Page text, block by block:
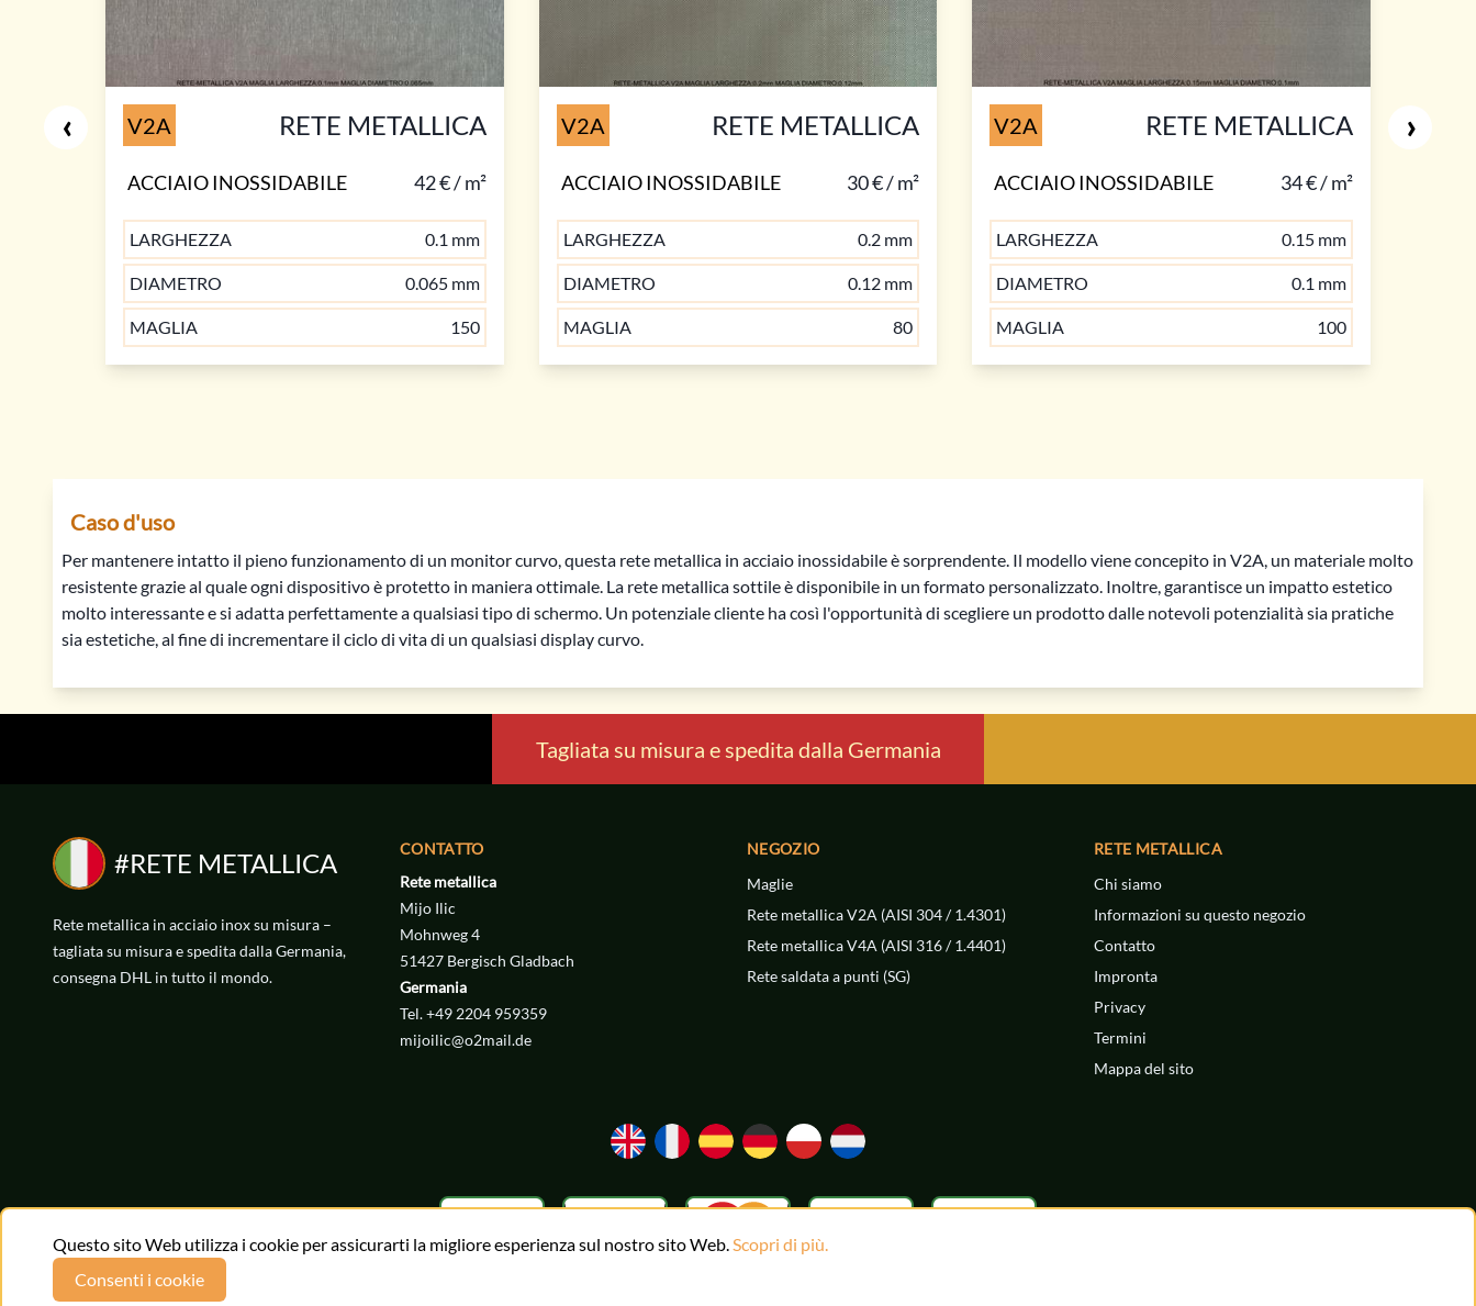
V2A RETE METALLICA
ACCIAIO INOSSIDABILE 42 € / m²
LARGHEZZA 0.1 mm
DIAMETRO 0.065 mm
MAGLIA 150
V2A RETE METALLICA
ACCIAIO INOSSIDABILE 30 € / m²
LARGHEZZA 0.2 mm
DIAMETRO 0.12 mm
MAGLIA 80
V2A RETE METALLICA
ACCIAIO INOSSIDABILE 34 € / m²
LARGHEZZA 0.15 mm
DIAMETRO 0.1 mm
MAGLIA 100
‹ ›
V2A RETE METALLICA
ACCIAIO INOSSIDABILE 42 € / m²
LARGHEZZA 0.315 mm
50
V2A RETE METALLICA
ACCIAIO INOSSIDABILE
LARGHEZZA 0.4 mm
MAGLIA 40
V2A RETE METALLICA
LARGHEZZA 0.5 mm
MAGLIA 36
V2A RETE METALLICA
ACCIAIO INOSSIDABILE 43 € / m²
LARGHEZZA 0.5 mm
30
V2A RETE METALLICA
ACCIAIO INOSSIDABILE
LARGHEZZA 0.63 mm
MAGLIA 25
V2A RETE METALLICA
LARGHEZZA 0.8 mm
MAGLIA 24
Caso d'uso
Per mantenere intatto il pieno funzionamento di un monitor curvo, questa rete metallica in acciaio inossidabile è sorprendente. Il modello viene concepito in V2A, un materiale molto
resistente grazie al quale ogni dispositivo è protetto in maniera ottimale. La rete metallica sottile è disponibile in un formato personalizzato. Inoltre, garantisce un impatto estetico
molto interessante e si adatta perfettamente a qualsiasi tipo di schermo. Un potenziale cliente ha così l'opportunità di scegliere un prodotto dalle notevoli potenzialità sia pratiche
sia estetiche, al fine di incrementare il ciclo di vita di un qualsiasi display curvo.
Tagliata su misura e spedita dalla Germania
#RETE METALLICA
Rete metallica in acciaio inox su misura –
tagliata su misura e spedita dalla Germania,
consegna DHL in tutto il mondo.
CONTATTO
Rete metallica
Mijo Ilic
Mohnweg 4
51427 Bergisch Gladbach
Germania
Tel. +49 2204 959359
mijoilic@o2mail.de
NEGOZIO
Maglie
Rete metallica V2A (AISI 304 / 1.4301)
Rete metallica V4A (AISI 316 / 1.4401)
Rete saldata a punti (SG)
RETE METALLICA
Chi siamo
Informazioni su questo negozio
Contatto
Impronta
Privacy
Termini
Mappa del sito
Questo sito Web utilizza i cookie per assicurarti la migliore esperienza sul nostro sito Web.Scopri di più.
Consenti i cookie